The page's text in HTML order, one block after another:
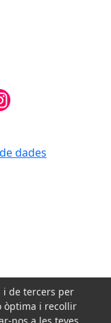
dades
i de tercers per
òptima i recollir